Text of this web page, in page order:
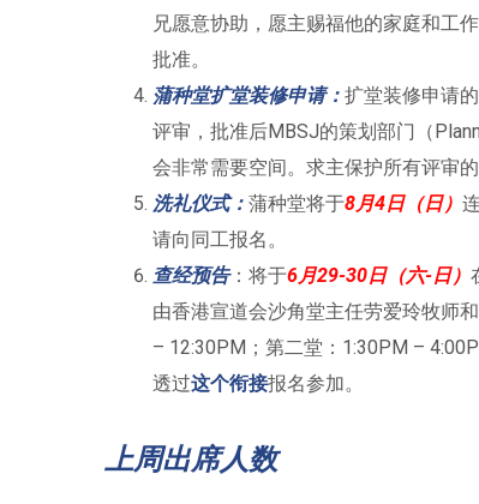
兄愿意协助，愿主赐福他的家庭和工
批准。
蒲种堂扩堂装修申请： 扩堂装修申请
评审，批准后MBSJ的策划部门（
会非常需要空间。求主保护所有评审
洗礼仪式： 蒲种堂将于8月4日（日）
请向同工报名。
查经预告：将于6月29-30日（六-日）
由香港宣道会沙角堂主任劳爱玲牧师
– 12:30PM；第二堂：1:30PM –
透过这个衔接报名参加。
上周出席人数